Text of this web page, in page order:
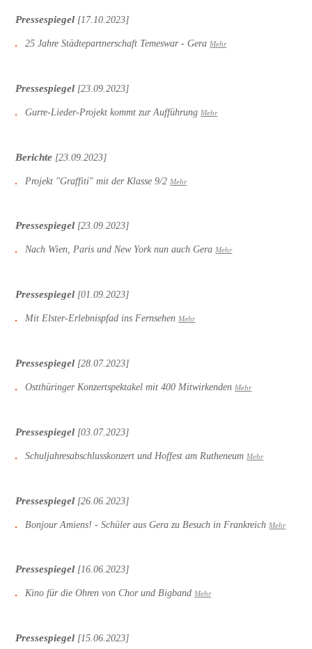
Pressespiegel [17.10.2023]
25 Jahre Städtepartnerschaft Temeswar - Gera Mehr
Pressespiegel [23.09.2023]
Gurre-Lieder-Projekt kommt zur Aufführung Mehr
Berichte [23.09.2023]
Projekt "Graffiti" mit der Klasse 9/2 Mehr
Pressespiegel [23.09.2023]
Nach Wien, Paris und New York nun auch Gera Mehr
Pressespiegel [01.09.2023]
Mit Elster-Erlebnispfad ins Fernsehen Mehr
Pressespiegel [28.07.2023]
Ostthüringer Konzertspektakel mit 400 Mitwirkenden Mehr
Pressespiegel [03.07.2023]
Schuljahresabschlusskonzert und Hoffest am Rutheneum Mehr
Pressespiegel [26.06.2023]
Bonjour Amiens! - Schüler aus Gera zu Besuch in Frankreich Mehr
Pressespiegel [16.06.2023]
Kino für die Ohren von Chor und Bigband Mehr
Pressespiegel [15.06.2023]